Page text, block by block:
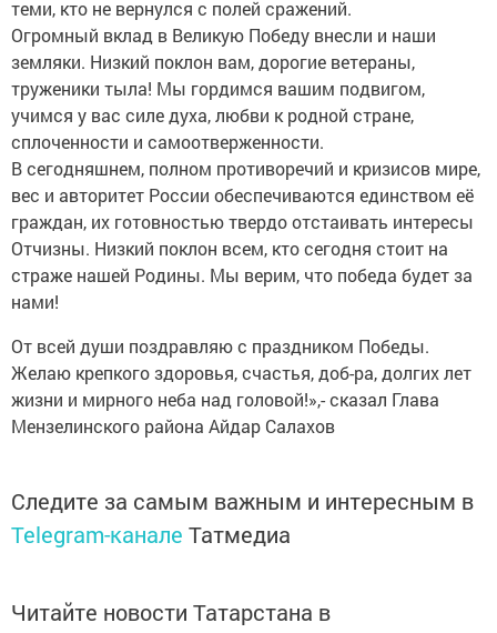
теми, кто не вернулся с полей сражений.
Огромный вклад в Великую Победу внесли и наши
земляки. Низкий поклон вам, дорогие ветераны,
труженики тыла! Мы гордимся вашим подвигом,
учимся у вас силе духа, любви к родной стране,
сплоченности и самоотверженности.
В сегодняшнем, полном противоречий и кризисов мире,
вес и авторитет России обеспечиваются единством её
граждан, их готовностью твердо отстаивать интересы
Отчизны. Низкий поклон всем, кто сегодня стоит на
страже нашей Родины. Мы верим, что победа будет за
нами!
От всей души поздравляю с праздником Победы.
Желаю крепкого здоровья, счастья, доб-ра, долгих лет
жизни и мирного неба над головой!»,- сказал Глава
Мензелинского района Айдар Салахов
Следите за самым важным и интересным в
Telegram-канале Татмедиа
Читайте новости Татарстана в